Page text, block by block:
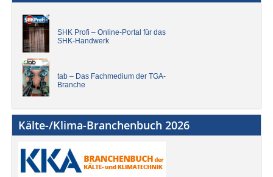
SHK Profi – Online-Portal für das
SHK-Handwerk
tab – Das Fachmedium der TGA-
Branche
Kälte-/Klima-Branchenbuch 2026